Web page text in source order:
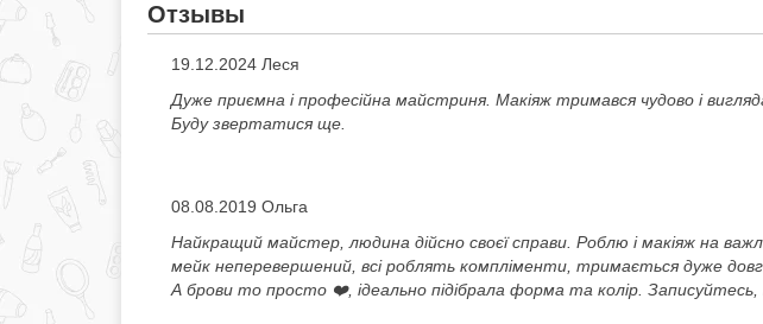
Отзывы
19.12.2024 Леся
Дуже приємна і професійна майстриня. Макіяж тримався чудово і
Буду звертатися ще.
08.08.2019 Ольга
Найкращий майстер, людина дійсно своєї справи. Роблю і макіяж на
мейк неперевершений, всі роблять компліменти, тримається дуже
А брови то просто ❤️, ідеально підібрала форма та колір.